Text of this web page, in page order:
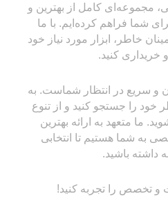
مجموعه‌ای کامل از بهترین و
شما فراهم کرده‌ایم. با ما
خاطر، ابزار مورد نیاز خود
خریداری کنید.
و سریع در انتظار شماست. به
خود را جستجو کنید و از تنوع
ما متعهد به ارائه بهترین
به شما هستیم تا انتخابی
داشته باشید.
و تخصص را تجربه کنید!